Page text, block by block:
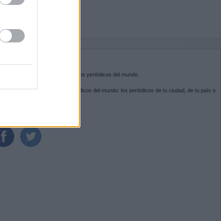
es la puerta de entrada a los periódicos del mundo.
por las portadas de los periódicos del mundo: los periódicos de tu ciudad, de tu país o